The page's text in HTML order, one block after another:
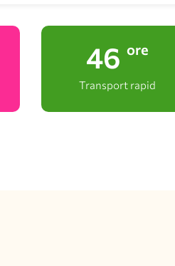
48 ore
Transport rapid